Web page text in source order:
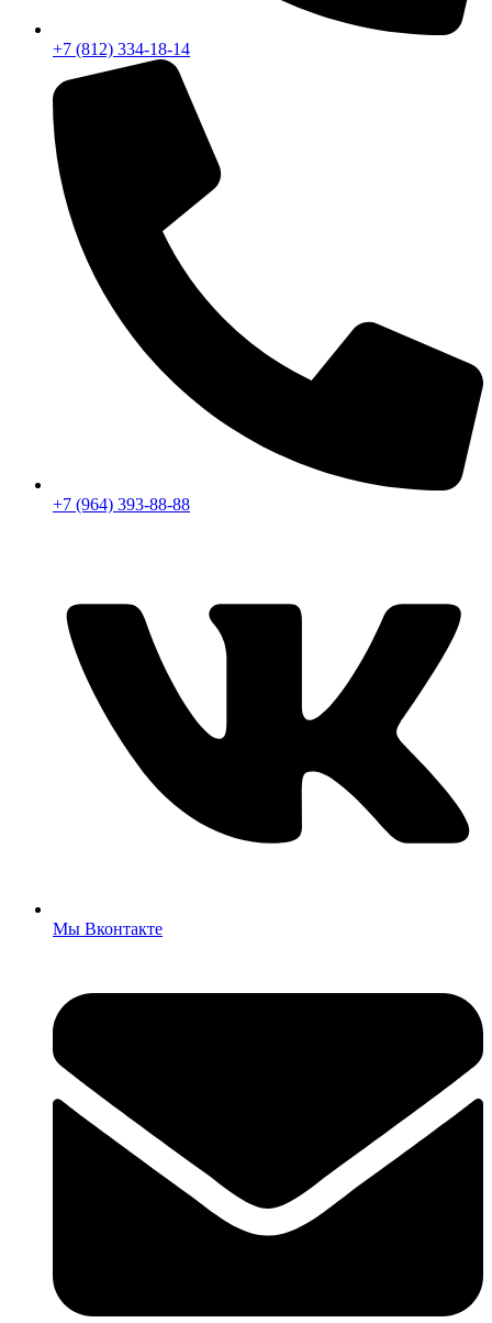
+7 (812) 334-18-14
+7 (964) 393-88-88
Мы Вконтакте